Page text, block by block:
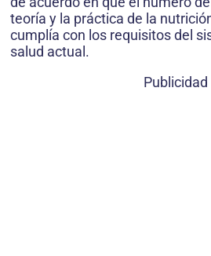
teoría y la práctica de la
cumplía con los requisitos del
salud actual.
Publicidad